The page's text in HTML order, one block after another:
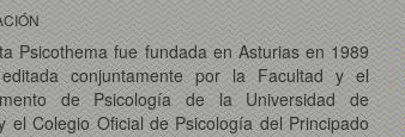
Psicothema fue fundada en Asturias en 1989
conjuntamente por la Facultad y el
de Psicología de la Universidad de
el Colegio Oficial de Psicología del Principado